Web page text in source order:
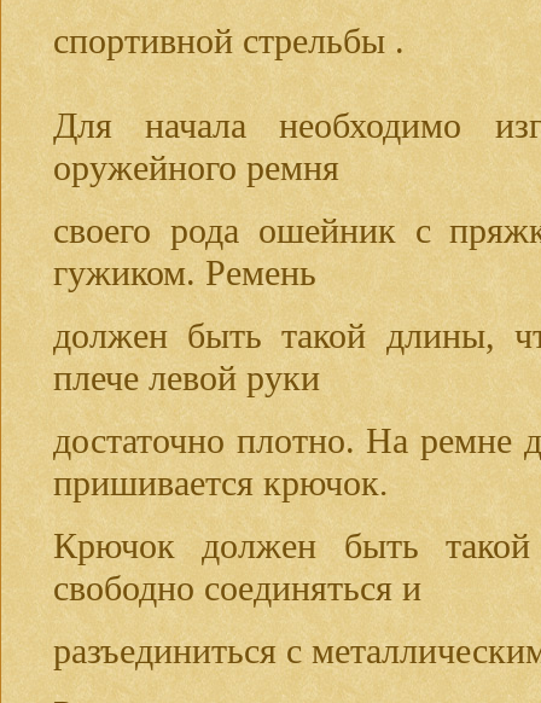
спортивной стрельбы .
Для начала необходимо
оружейного ремня
своего рода ошейник с
гужиком. Ремень
должен быть такой длины,
плече левой руки
достаточно плотно. На ремне
пришивается крючок.
Крючок должен быть
свободно соединяться и
разъединиться с